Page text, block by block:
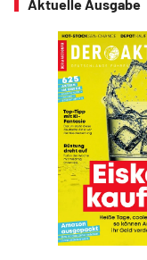
Aktuelle Ausgabe